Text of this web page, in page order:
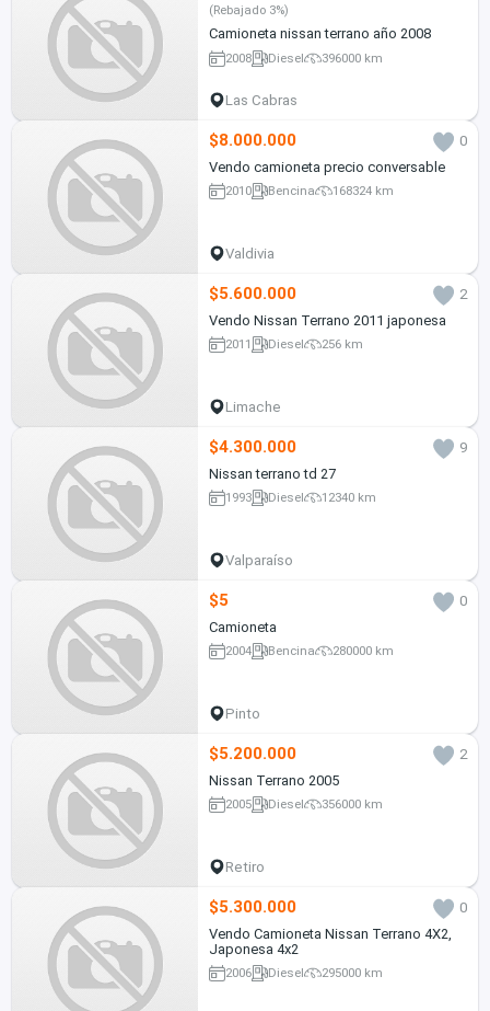
(Rebajado 3%)
Camioneta nissan terrano año 2008
2008 Diesel 396000 km
Las Cabras
$8.000.000
0
Vendo camioneta precio conversable
2010 Bencina 168324 km
Valdivia
$5.600.000
2
Vendo Nissan Terrano 2011 japonesa
2011 Diesel 256 km
Limache
$4.300.000
9
Nissan terrano td 27
1993 Diesel 12340 km
Valparaíso
$5
0
Camioneta
2004 Bencina 280000 km
Pinto
$5.200.000
2
Nissan Terrano 2005
2005 Diesel 356000 km
Retiro
$5.300.000
0
Vendo Camioneta Nissan Terrano 4X2,
Japonesa 4x2
2006 Diesel 295000 km